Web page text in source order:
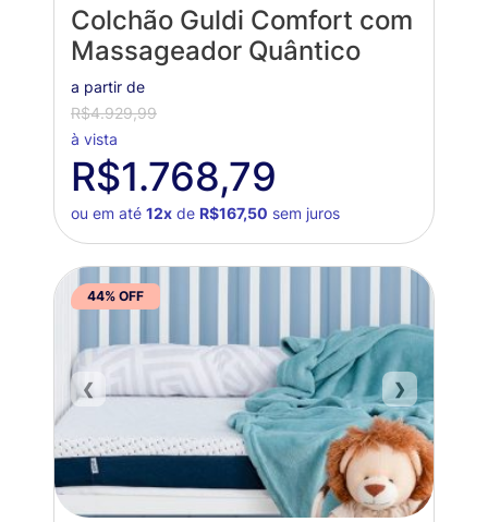
Colchão Guldi Comfort com
Massageador Quântico
a partir de
R$4.929,99
à vista
R$1.768,79
ou em até 12xde R$167,50 sem juros
44% OFF
❮ ❯